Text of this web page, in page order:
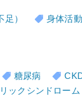
）
身体活
糖尿病
ックシンドローム